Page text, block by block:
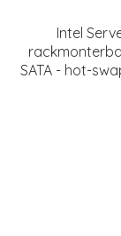
Intel
SATA - hot-